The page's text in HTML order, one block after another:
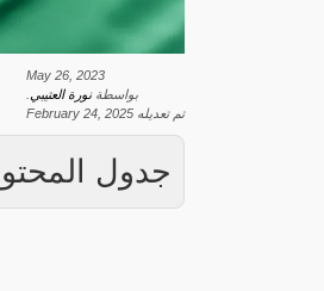
May 26, 2023
بواسطةنورة العتيبي
تم تعديله February 24, 2025
جدول